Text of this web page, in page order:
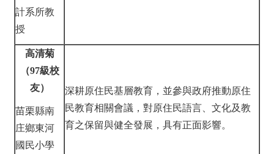
計系所教
授
高清菊
（97級校
友）
苗栗縣南
庄鄉東河
國民小學
深耕原住民基層教育，並參與政府推動原住
民教育相關會議，對原住民語言、文化及教
育之保留與健全發展，具有正面影響。